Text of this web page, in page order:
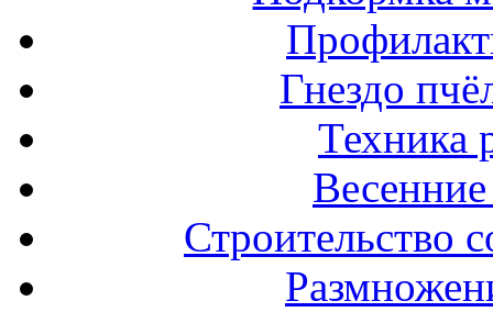
Гнездо
Техника
Строительство